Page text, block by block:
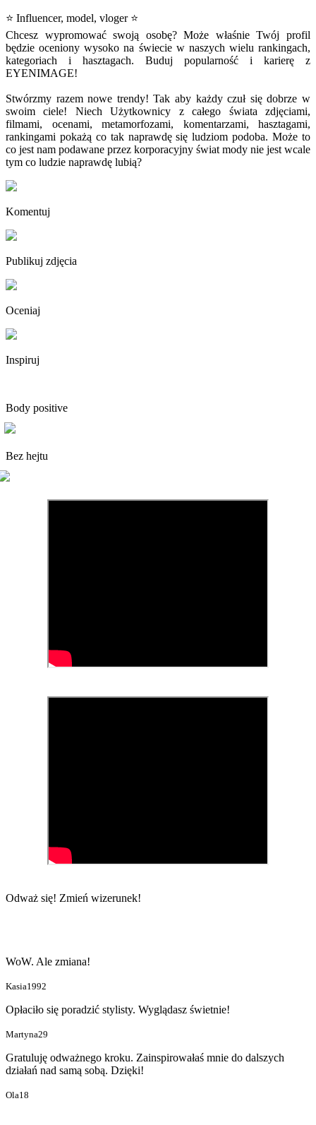
⭐ Influencer, model, vloger ⭐
Chcesz wypromować swoją osobę? Może właśnie Twój profil
będzie oceniony wysoko na świecie w naszych wielu rankingach,
kategoriach i hasztagach. Buduj popularność i karierę z
EYENIMAGE!
Stwórzmy razem nowe trendy! Tak aby każdy czuł się dobrze w
swoim ciele! Niech Użytkownicy z całego świata zdjęciami,
filmami, ocenami, metamorfozami, komentarzami, hasztagami,
rankingami pokażą co tak naprawdę się ludziom podoba. Może to
co jest nam podawane przez korporacyjny świat mody nie jest wcale
tym co ludzie naprawdę lubią?
Komentuj
Publikuj zdjęcia
Oceniaj
Inspiruj
Body positive
Bez hejtu
Odważ się! Zmień wizerunek!
WoW. Ale zmiana!
Kasia1992
Opłaciło się poradzić stylisty. Wyglądasz świetnie!
Martyna29
Gratuluję odważnego kroku. Zainspirowałaś mnie do dalszych
działań nad samą sobą. Dzięki!
Ola18